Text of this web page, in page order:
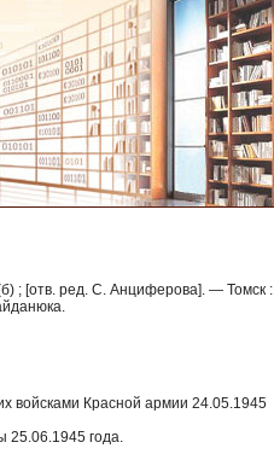
; [отв. ред. С. Анциферова]. — Томск :
войсками Красной армии 24.05.1945
25.06.1945 года.